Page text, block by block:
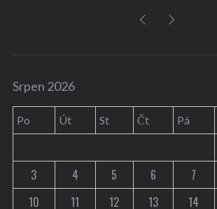
Srpen 2026
Po Út St Čt Pá
3
4 5 6 7
10
11 12 13 14